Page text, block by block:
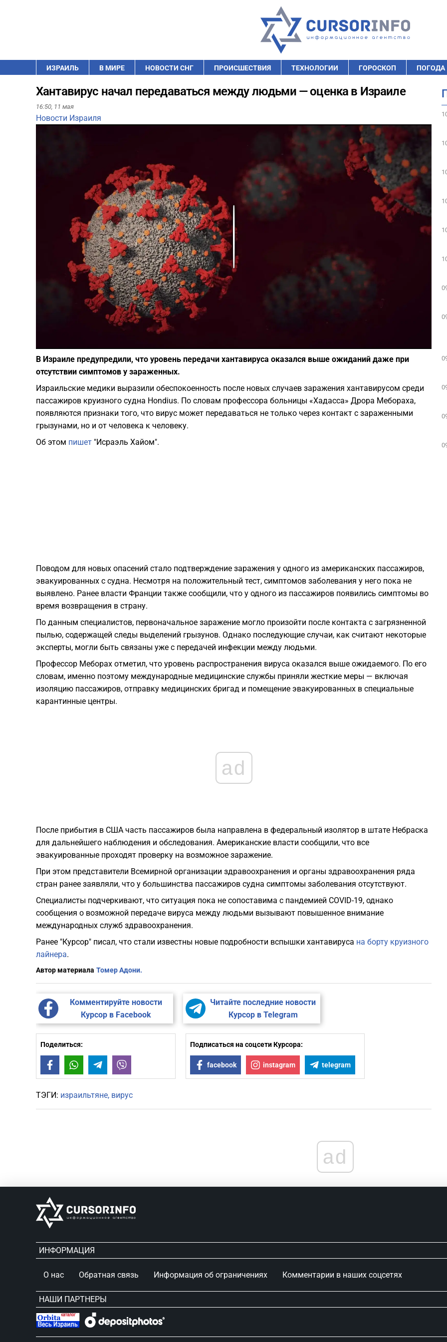
ИЗРАИЛЬ В МИРЕ НОВОСТИ СНГ ПРОИСШЕСТВИЯ ТЕХНОЛОГИИ ГОРОСКОП ПОГОДА
Хантавирус начал передаваться между людьми — оценка в Израиле
16:50, 11 мая
Новости Израиля
Play
В Израиле предупредили, что уровень передачи хантавируса оказался выше ожиданий даже при
отсутствии симптомов у зараженных.
Израильские медики выразили обеспокоенность после новых случаев заражения хантавирусом среди
пассажиров круизного судна Hondius. По словам профессора больницы «Хадасса» Дрора Мебораха,
появляются признаки того, что вирус может передаваться не только через контакт с зараженными
грызунами, но и от человека к человеку.
Об этом пишет "Исраэль Хайом".
Поводом для новых опасений стало подтверждение заражения у одного из американских пассажиров,
эвакуированных с судна. Несмотря на положительный тест, симптомов заболевания у него пока не
выявлено. Ранее власти Франции также сообщили, что у одного из пассажиров появились симптомы во
время возвращения в страну.
По данным специалистов, первоначальное заражение могло произойти после контакта с загрязненной
пылью, содержащей следы выделений грызунов. Однако последующие случаи, как считают некоторые
эксперты, могли быть связаны уже с передачей инфекции между людьми.
Профессор Меборах отметил, что уровень распространения вируса оказался выше ожидаемого. По его
словам, именно поэтому международные медицинские службы приняли жесткие меры — включая
изоляцию пассажиров, отправку медицинских бригад и помещение эвакуированных в специальные
карантинные центры.
ad
После прибытия в США часть пассажиров была направлена в федеральный изолятор в штате Небраска
для дальнейшего наблюдения и обследования. Американские власти сообщили, что все
эвакуированные проходят проверку на возможное заражение.
При этом представители Всемирной организации здравоохранения и органы здравоохранения ряда
стран ранее заявляли, что у большинства пассажиров судна симптомы заболевания отсутствуют.
Специалисты подчеркивают, что ситуация пока не сопоставима с пандемией COVID-19, однако
сообщения о возможной передаче вируса между людьми вызывают повышенное внимание
международных служб здравоохранения.
Ранее "Курсор" писал, что стали известны новые подробности вспышки хантавируса на борту круизного
лайнера.
Автор материала Томер Адони.
Комментируйте новости
Курсор в Facebook
Читайте последние новости
Курсор в Telegram
Поделиться:
FacebookWhatsAppTelegram
Подписаться на соцсети Курсора:
facebook instagram telegram
ТЭГИ: израильтяне вирус
ad
ИНФОРМАЦИЯ
О нас Обратная связь Информация об ограничениях Комментарии в наших соцсетях
НАШИ ПАРТНЕРЫ